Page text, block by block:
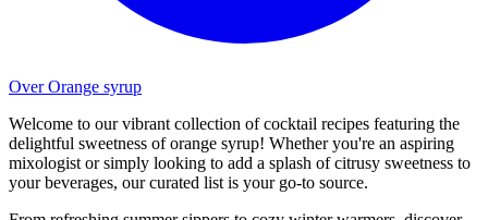
Over Orange syrup
Welcome to our vibrant collection of cocktail recipes featuring the
delightful sweetness of orange syrup! Whether you're an aspiring
mixologist or simply looking to add a splash of citrusy sweetness to
your beverages, our curated list is your go-to source.